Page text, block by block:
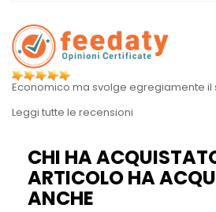
Economico ma svolge egregiamente il
Leggi tutte le recensioni
CHI HA
ARTICOLO HA
ANCHE